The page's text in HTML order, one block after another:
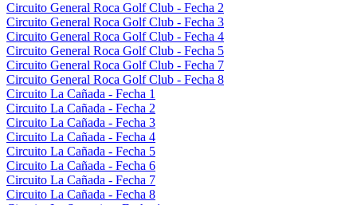
Circuito General Roca Golf Club - Fecha 2
Circuito General Roca Golf Club - Fecha 3
Circuito General Roca Golf Club - Fecha 4
Circuito General Roca Golf Club - Fecha 5
Circuito General Roca Golf Club - Fecha 7
Circuito General Roca Golf Club - Fecha 8
Circuito La Cañada - Fecha 1
Circuito La Cañada - Fecha 2
Circuito La Cañada - Fecha 3
Circuito La Cañada - Fecha 4
Circuito La Cañada - Fecha 5
Circuito La Cañada - Fecha 6
Circuito La Cañada - Fecha 7
Circuito La Cañada - Fecha 8